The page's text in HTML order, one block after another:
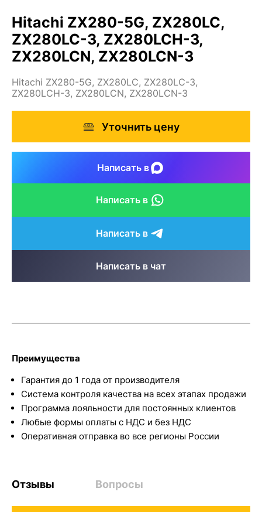
Hitachi ZX280-5G, ZX280LC,
ZX280LC-3, ZX280LCH-3,
ZX280LCN, ZX280LCN-3
Hitachi ZX280-5G, ZX280LC, ZX280LC-3,
ZX280LCH-3, ZX280LCN, ZX280LCN-3
Уточнить цену
Написать в
Написать в
Написать в
Написать в чат
Преимущества
Гарантия до 1 года от производителя
Система контроля качества на всех этапах продажи
Программа лояльности для постоянных клиентов
Любые формы оплаты с НДС и без НДС
Оперативная отправка во все регионы России
Отзывы Вопросы